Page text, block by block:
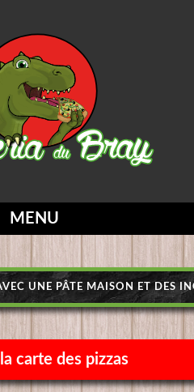
MENU
UNE PÂTE MAISON ET DES
carte des pizzas